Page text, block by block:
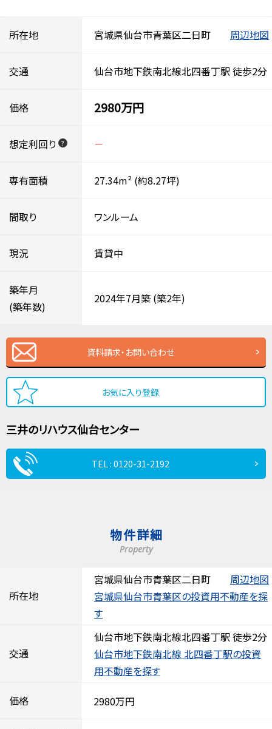
所在地 宮城県仙台市青葉区二日町 周辺地図
交通 仙台市地下鉄南北線北四番丁駅 徒歩2分
価格 2980万円
想定利回り ? －
専有面積 27.34m² (約8.27坪)
間取り ワンルーム
現況 賃貸中
築年月
(築年数)
2024年7月築 (築2年)
資料請求・お問い合わせ
お気に入り登録
三井のリハウス仙台センター
TEL : 0120-31-2192
物件詳細
Property
所在地
宮城県仙台市青葉区二日町
周辺地図
宮城県仙台市青葉区の投資用不動産を探
す
交通
仙台市地下鉄南北線北四番丁駅 徒歩2分
仙台市地下鉄南北線 北四番丁駅の投資
用不動産を探す
価格 2980万円